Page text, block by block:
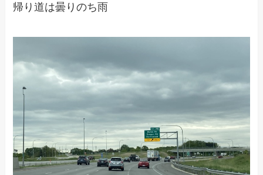
帰り道は曇りのち雨